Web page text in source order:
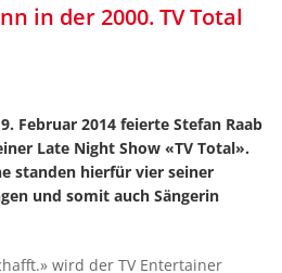
in der 2000. TV Total
Februar 2014 feierte Stefan Raab
Late Night Show «TV Total».
standen hierfür vier seiner
und somit auch Sängerin
wird der TV Entertainer